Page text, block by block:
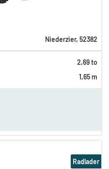
Niederzier, 52382
2,69 to
1,65 m
Radlader